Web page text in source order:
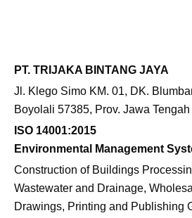
PT. TRIJAKA BINTANG JAYA
Jl. Klego Simo KM. 01, DK.
Boyolali 57385, Prov. Jawa
ISO 14001:2015
Environmental Management
Construction of Buildings
Wastewater and Drainage,
Drawings, Printing and Publishing